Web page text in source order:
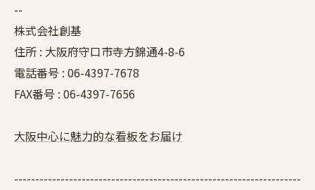
--
株式会社創基
住所 : 大阪府守口市寺方錦通4-8-6
電話番号 : 06-4397-7678
FAX番号 : 06-4397-7656
大阪中心に魅力的な看板をお届け
--------------------------------------------------------------------